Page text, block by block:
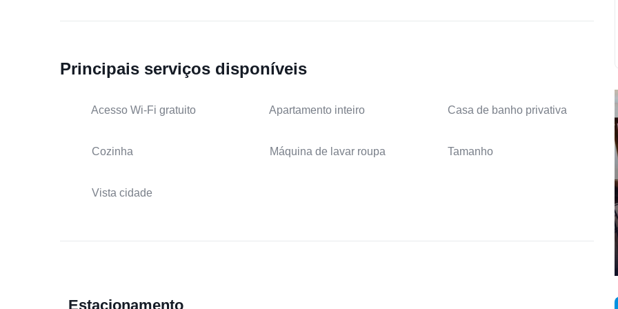
Principais serviços disponíveis
Acesso Wi-Fi gratuito Apartamento inteiro Casa de banho privativa
Cozinha Máquina de lavar roupa Tamanho
Vista cidade
Estacionamento